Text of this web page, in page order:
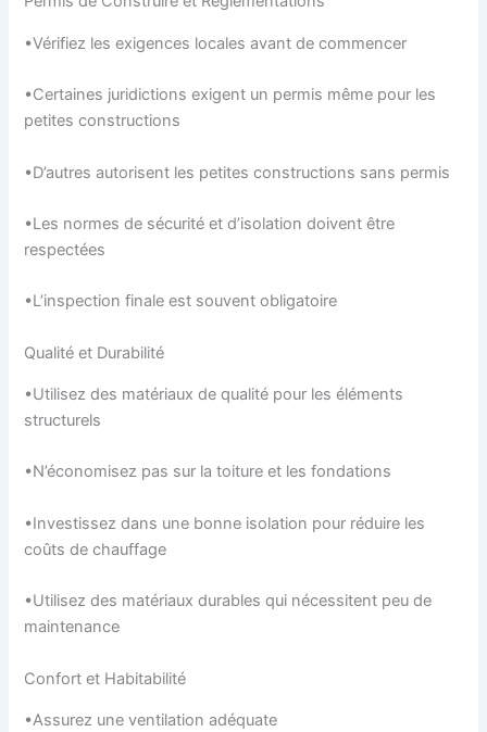
•Vérifiez les exigences locales avant de commencer
•Certaines juridictions exigent un permis même pour les
petites constructions
•D’autres autorisent les petites constructions sans permis
•Les normes de sécurité et d’isolation doivent être
respectées
•L’inspection finale est souvent obligatoire
Qualité et Durabilité
•Utilisez des matériaux de qualité pour les éléments
structurels
•N’économisez pas sur la toiture et les fondations
•Investissez dans une bonne isolation pour réduire les
coûts de chauffage
•Utilisez des matériaux durables qui nécessitent peu de
maintenance
Confort et Habitabilité
•Assurez une ventilation adéquate